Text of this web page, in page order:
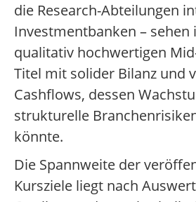
die Research-Abteilungen
Investmentbanken – sehen
qualitativ hochwertigen
Titel mit solider Bilanz und
Cashflows, dessen
strukturelle
könnte.
Die Spannweite der
Kursziele liegt nach